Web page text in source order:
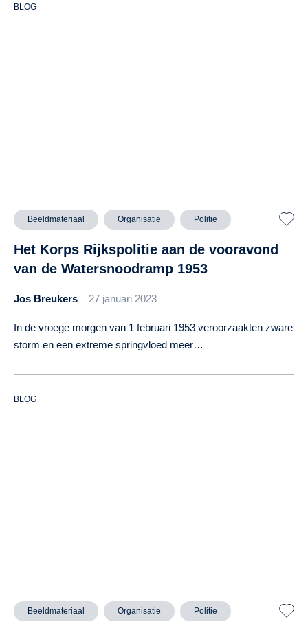
BLOG
Beeldmateriaal Organisatie Politie
Het Korps Rijkspolitie aan de vooravond
van de Watersnoodramp 1953
Jos Breukers 27 januari 2023
In de vroege morgen van 1 februari 1953 veroorzaakten zware
storm en een extreme springvloed meer…
BLOG
Beeldmateriaal Organisatie Politie